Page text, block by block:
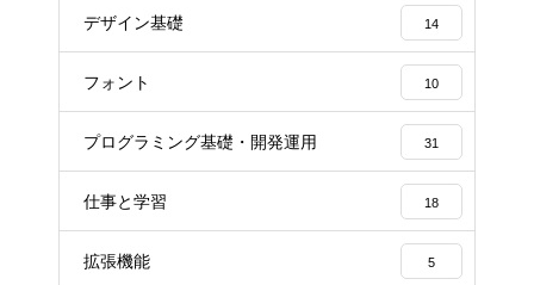
デザイン基礎 14
フォント 10
プログラミング基礎・開発運用 31
仕事と学習 18
拡張機能 5